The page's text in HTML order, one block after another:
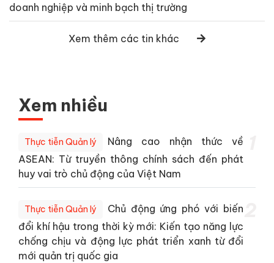
doanh nghiệp và minh bạch thị trường
Xem thêm các tin khác
Xem nhiều
Thực tiễn Quản lý
Nâng cao nhận thức về
ASEAN: Từ truyền thông chính sách đến phát
huy vai trò chủ động của Việt Nam
Thực tiễn Quản lý
Chủ động ứng phó với biến
đổi khí hậu trong thời kỳ mới: Kiến tạo năng lực
chống chịu và động lực phát triển xanh từ đổi
mới quản trị quốc gia